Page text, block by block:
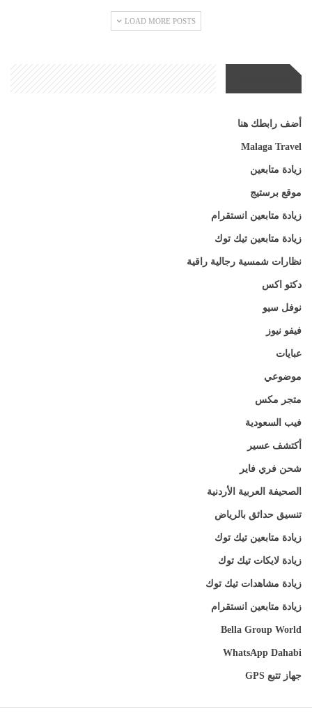
LOAD MORE POSTS
أضف رابطك هنا
Malaga Travel
زيادة متابعين
موقع برستيج
زيادة متابعين انستقرام
زيادة متابعين تيك توك
نظارات شمسية رجالية راقية
دكتو اكس
نوفل سيو
فيفو نيوز
عبايات
موضوعي
متجر مكس
فيب السعودية
أكتشف عسير
شحن فري فاير
الصحيفة العربية الأردنية
تنسيق حدائق بالرياض
زيادة متابعين تيك توك
زيادة لايكات تيك توك
زيادة مشاهدات تيك توك
زيادة متابعين انستقرام
Bella Group World
WhatsApp Dahabi
جهاز تتبع GPS